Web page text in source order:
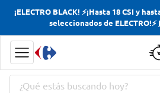
¡ELECTRO BLACK! ⚡¡Hasta 18 CSI y
seleccionados de ELECTRO!⚡
¿Qué estás buscando hoy?
Términos más
Yerba
Cerveza
Doves